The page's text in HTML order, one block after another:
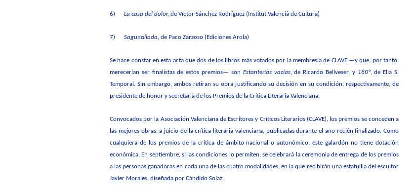
6) La casa del dolor, de Víctor Sánchez Rodríguez (Institut Valencià de Cultura)
7) Saguntiliada, de Paco Zarzoso (Ediciones Arola)
Se hace constar en esta acta que dos de los libros más votados por la membresía de CLAVE —y que, por tanto,
merecerían ser finalistas de estos premios— son Estanterías vacías, de Ricardo Bellveser, y 180º, de Elia S.
Temporal. Sin embargo, ambos retiran su obra justificando su decisión en su condición, respectivamente, de
presidente de honor y secretaria de los Premios de la Crítica Literaria Valenciana.
Convocados por la Asociación Valenciana de Escritores y Críticos Literarios (CLAVE), lospremios se conceden a
las mejores obras, a juicio de la crítica literaria valenciana, publicadas durante el año recién finalizado. Como
cualquiera de los premios de la crítica de ámbito nacional o autonómico, este galardón no tiene dotación
económica. En septiembre, si las condiciones lo permiten, se celebrará la ceremonia de entrega de los premios
a las personas ganadoras en cada una de las cuatro modalidades, en la que recibirán una estatuilla del escultor
Javier Morales, diseñada por Cándido Solaz.